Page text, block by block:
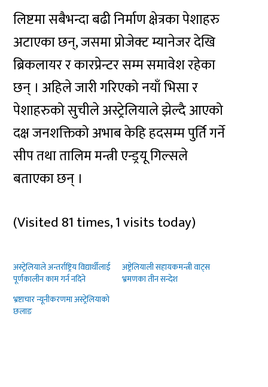
लिष्टमा सबैभन्दा बढी निर्माण क्षेत्रका पेशाहरु
अटाएका छन्, जसमा प्रोजेक्ट म्यानेजर देखि
ब्रिकलायर र कारप्रेन्टर सम्म समावेश रहेका
छन् । अहिले जारी गरिएको नयाँ भिसा र
पेशाहरुको सुचीले अस्ट्रेलियाले झेल्दै आएको
दक्ष जनशक्तिको अभाब केहि हदसम्म पुर्ति गर्ने
सीप तथा तालिम मन्त्री एन्ड्रयू गिल्सले
बताएका छन् ।
(Visited 81 times, 1 visits today)
अस्ट्रेलियाले अन्तर्राष्ट्रिय विद्यार्थीलाई
पूर्णकालीन काम गर्न नदिने
अष्ट्रेलियाली सहायकमन्त्री वाट्स
भ्रमणका तीन सन्देश
भ्रष्टाचार न्यूनीकरणमा अस्ट्रेलियाको
छलाङ